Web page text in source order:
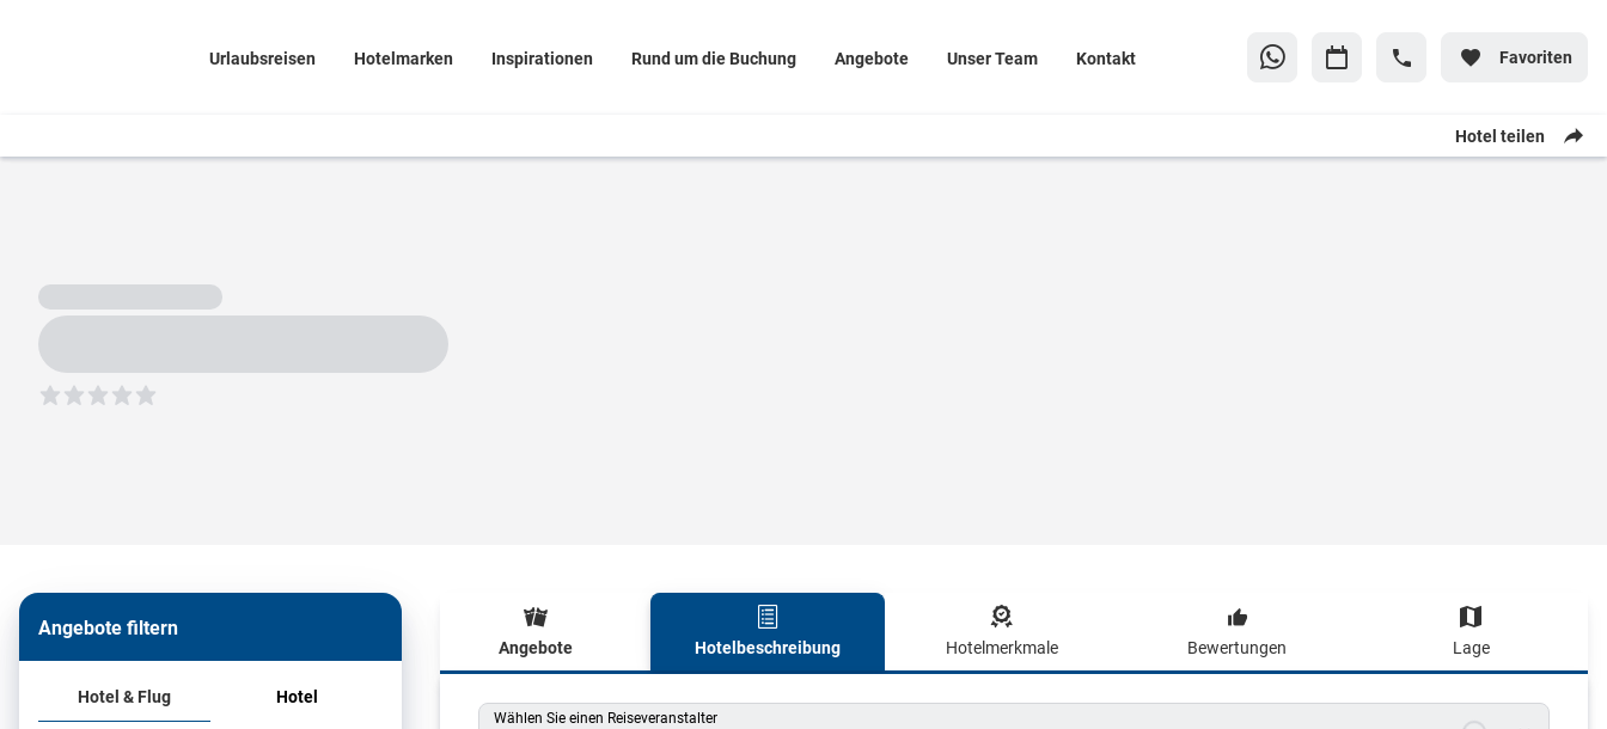
Urlaubsreisen Hotelmarken Inspirationen Rund um die Buchung Angebote Unser Team Kontakt Favoriten
Hotel teilen
5
Angebote filtern
Hotel & Flug Hotel
Angebote Hotelbeschreibung Hotelmerkmale Bewertungen Lage
Hotelbeschreibung
Wählen Sie einen Reiseveranstalter